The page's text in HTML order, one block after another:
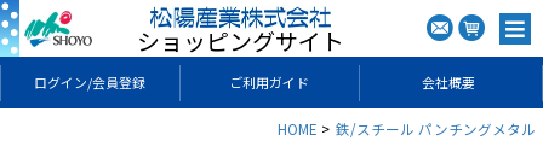
ショッピングサイト
ログイン/会員登録 ご利用ガイド 会社概要
HOME
鉄/スチール パンチングメタル